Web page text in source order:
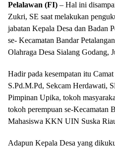
Pelalawan (FI) – Hal ini
Zukri, SE saat melakukan
jabatan Kepala Desa dan Badan
se- Kecamatan Bandar
Olahraga Desa Sialang Godang,
Hadir pada kesempatan itu
S.Pd.M.Pd, Sekcam Herdawati,
Pimpinan Upika, tokoh
tokoh perempuan se-Kecamatan
Mahasiswa KKN UIN Suska
Adapun Kepala Desa yang